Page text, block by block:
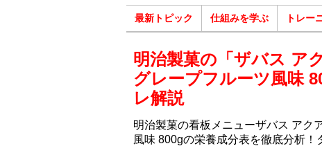
最新トピック 仕組みを学ぶ トレー
明治製菓の「ザバス ア
グレープフルーツ風味
レ解説
明治製菓の看板メニューザバス アク
風味 800gの栄養成分表を徹底分析